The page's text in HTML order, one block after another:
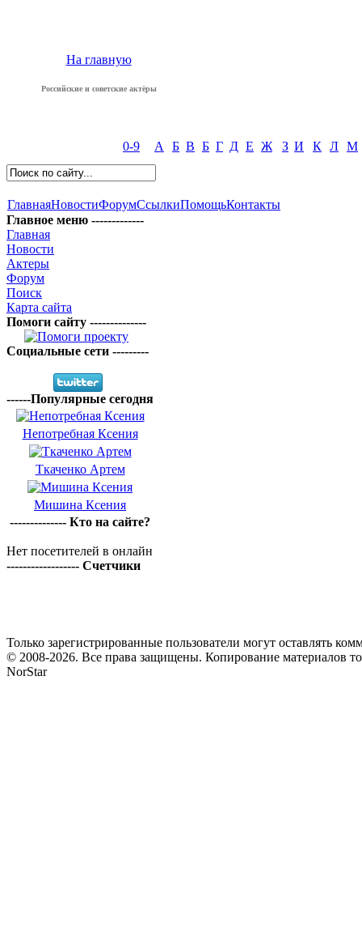
На главную
Российские и советские актёры
0-9 А Б В Б Г Д Е Ж З И К Л М
ГлавнаяНовостиФорумСсылкиПомощьКонтакты
Главное меню -------------
Главная
Новости
Актеры
Форум
Поиск
Карта сайта
Помоги сайту --------------
Социальные сети ---------
------Популярные сегодня
Непотребная Ксения
Ткаченко Артем
Мишина Ксения
-------------- Кто на сайте?
Нет посетителей в онлайн
------------------ Счетчики
Только зарегистрированные пользователи могут оставлять
© 2008-2026. Все права защищены. Копирование материалов
NorStar